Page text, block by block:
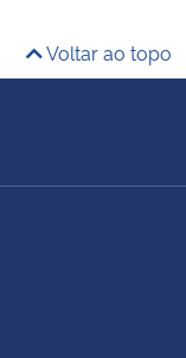
Voltar ao topo